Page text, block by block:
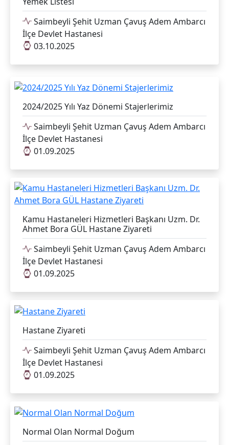
Saimbeyli Şehit Uzman Çavuş Adem Ambarcı
İlçe Devlet Hastanesi
03.10.2025
2024/2025 Yılı Yaz Dönemi Stajerlerimiz
Saimbeyli Şehit Uzman Çavuş Adem Ambarcı
İlçe Devlet Hastanesi
01.09.2025
Kamu Hastaneleri Hizmetleri Başkanı Uzm. Dr.
Ahmet Bora GÜL Hastane Ziyareti
Saimbeyli Şehit Uzman Çavuş Adem Ambarcı
İlçe Devlet Hastanesi
01.09.2025
Hastane Ziyareti
Saimbeyli Şehit Uzman Çavuş Adem Ambarcı
İlçe Devlet Hastanesi
01.09.2025
Normal Olan Normal Doğum